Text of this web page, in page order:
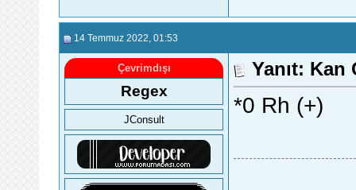
14 Temmuz 2022 , 01:53
Çevrimdışı
Regex
JConsult
Yanıt:
*0 Rh (+)